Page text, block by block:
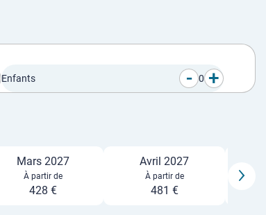
Enfants - 0 +
Mars 2027
À partir de
428 €
Avril 2027
À partir de
481 €